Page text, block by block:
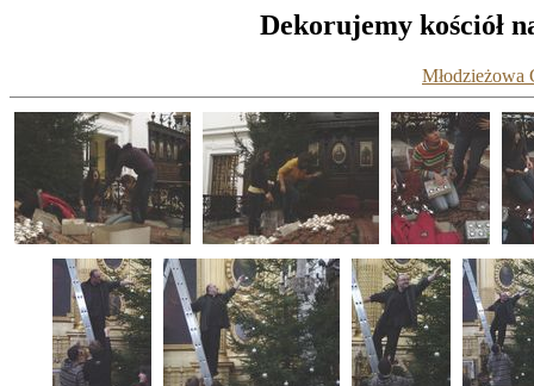
Dekorujemy kościół
Młodzieżowa